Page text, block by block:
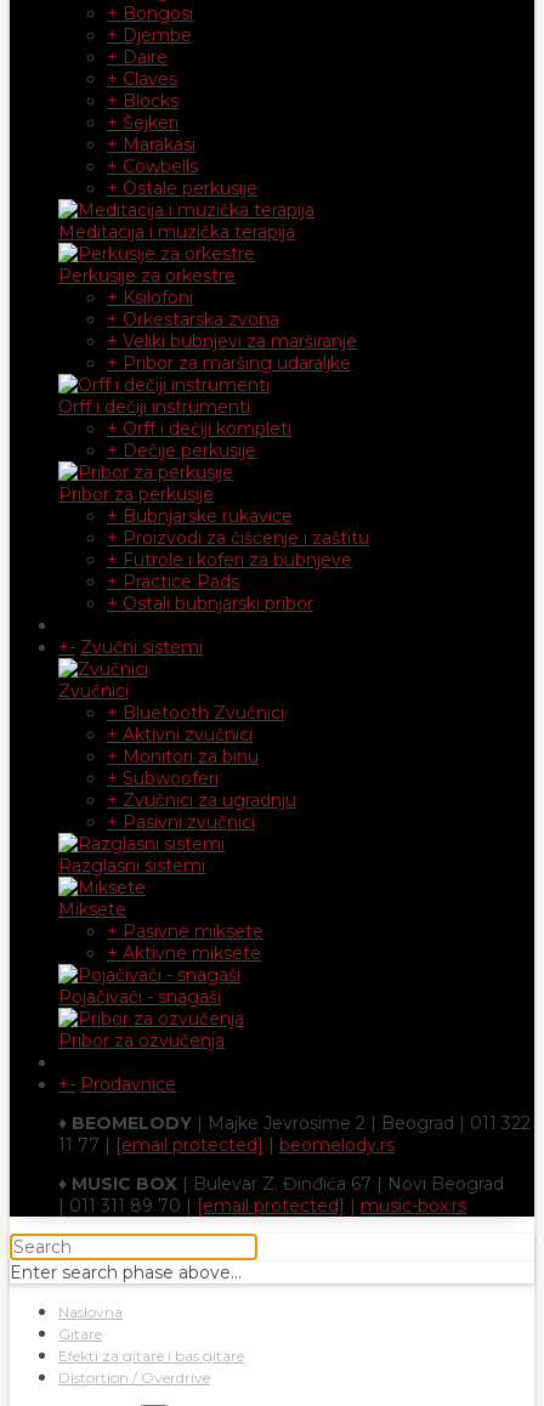
+ Bongosi
+ Djembe
+ Daire
+ Claves
+ Blocks
+ Šejkeri
+ Marakasi
+ Cowbells
+ Ostale perkusije
Meditacija i muzička terapija
Perkusije za orkestre
+ Ksilofoni
+ Orkestarska zvona
+ Veliki bubnjevi za marširanje
+ Pribor za maršing udaraljke
Orff i dečiji instrumenti
+ Orff i dečiji kompleti
+ Dečije perkusije
Pribor za perkusije
+ Bubnjarske rukavice
+ Proizvodi za čišćenje i zaštitu
+ Futrole i koferi za bubnjeve
+ Practice Pads
+ Ostali bubnjarski pribor
+- Zvučni sistemi
Zvučnici
+ Bluetooth Zvučnici
+ Aktivni zvučnici
+ Monitori za binu
+ Subwooferi
+ Zvučnici za ugradnju
+ Pasivni zvučnici
Razglasni sistemi
Miksete
+ Pasivne miksete
+ Aktivne miksete
Pojačivači - snagaši
Pribor za ozvučenja
+- Prodavnice
♦ BEOMELODY | Majke Jevrosime 2 | Beograd | 011 322
11 77 | [email protected] | beomelody.rs
♦ MUSIC BOX | Bulevar Z. Đinđića 67 | Novi Beograd
| 011 311 89 70 | [email protected] | music-box.rs
Enter search phase above...
Naslovna
Gitare
Efekti za gitare i bas gitare
Distortion / Overdrive